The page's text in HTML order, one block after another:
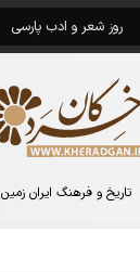
تاریخ و فرهنگ ایران زمین
روز شعر و ادب پارسی